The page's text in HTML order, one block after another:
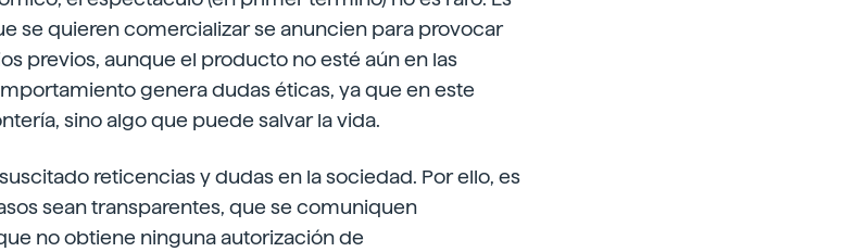
se quieren comercializar se anuncien para provocar
previos, aunque el producto no esté aún en las
genera dudas éticas, ya que en este
sino algo que puede salvar la vida.
reticencias y dudas en la sociedad. Por ello, es
sean transparentes, que se comuniquen
no obtiene ninguna autorización de